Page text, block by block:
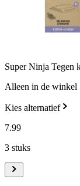
Super Ninja Tegen
Alleen in de winkel
Kies alternatief
7.99
3 stuks